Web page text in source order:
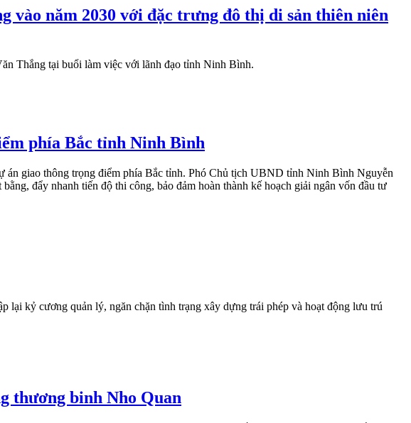
năm 2030 với đặc trưng đô thị di sản thiên niên
Thắng tại buổi làm việc với lãnh đạo tỉnh Ninh Bình.
phía Bắc tỉnh Ninh Bình
giao thông trọng điểm phía Bắc tỉnh. Phó Chủ tịch UBND tỉnh Ninh Bình Nguyễn
đẩy nhanh tiến độ thi công, bảo đảm hoàn thành kế hoạch giải ngân vốn đầu tư
lại kỷ cương quản lý, ngăn chặn tình trạng xây dựng trái phép và hoạt động lưu trú
thương binh Nho Quan